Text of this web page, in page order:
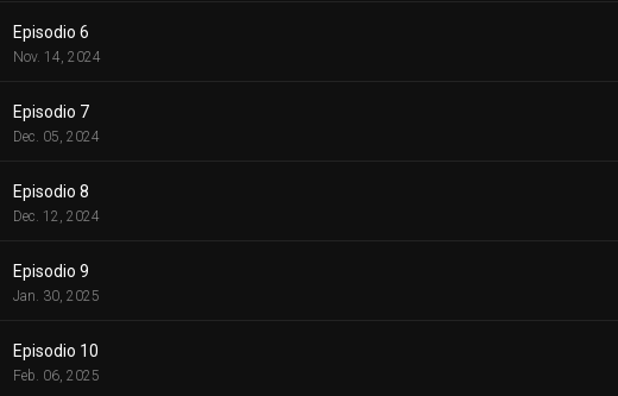
Episodio 6
Nov. 14, 2024
Episodio 7
Dec. 05, 2024
Episodio 8
Dec. 12, 2024
Episodio 9
Jan. 30, 2025
Episodio 10
Feb. 06, 2025